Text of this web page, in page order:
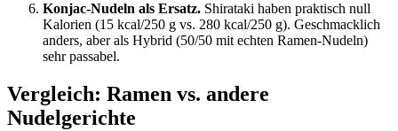
Konjac-Nudeln als Ersatz. Shirataki haben praktisch null
Kalorien (15 kcal/250 g vs. 280 kcal/250 g). Geschmacklich
anders, aber als Hybrid (50/50 mit echten Ramen-Nudeln)
sehr passabel.
Vergleich: Ramen vs. andere
Nudelgerichte